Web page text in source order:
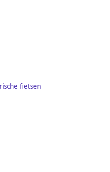
fietsen